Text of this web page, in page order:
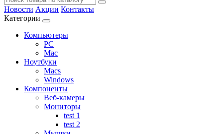
Новости Акции Контакты
Категории
Компьютеры
PC
Mac
Ноутбуки
Macs
Windows
Компоненты
Веб-камеры
Мониторы
test 1
test 2